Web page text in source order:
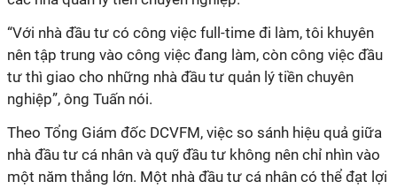
“Với nhà đầu tư có công việc full-time đi làm, tôi khuyên
nên tập trung vào công việc đang làm, còn công việc đầu
tư thì giao cho những nhà đầu tư quản lý tiền chuyên
nghiệp”, ông Tuấn nói.
Theo Tổng Giám đốc DCVFM, việc so sánh hiệu quả giữa
nhà đầu tư cá nhân và quỹ đầu tư không nên chỉ nhìn vào
một năm thắng lớn. Một nhà đầu tư cá nhân có thể đạt lợi